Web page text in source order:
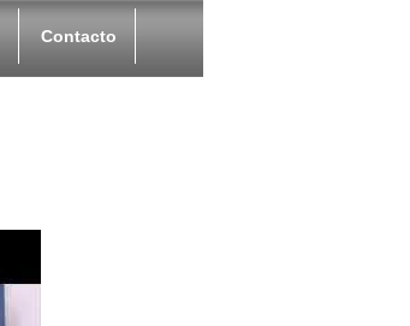
Contacto